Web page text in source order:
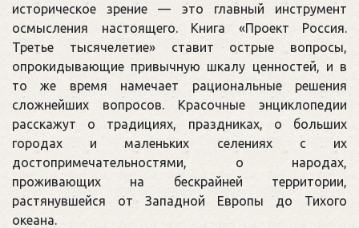
историческое зрение — это главный инструмент
осмысления настоящего. Книга «Проект Россия.
Третье тысячелетие» ставит острые вопросы,
опрокидывающие привычную шкалу ценностей, и в
то же время намечает рациональные решения
сложнейших вопросов. Красочные энциклопедии
расскажут о традициях, праздниках, о больших
городах и маленьких селениях с их
достопримечательностями, о народах,
проживающих на бескрайней территории,
растянувшейся от Западной Европы до Тихого
океана.